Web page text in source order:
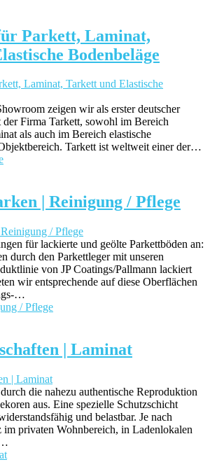
Parkett, Laminat,
Bodenbeläge
zeigen wir als erster deutscher
der Firma Tarkett, sowohl im Bereich
als auch im Bereich elastische
Tarkett ist weltweit einer der…
| Reinigung / Pflege
für lackierte und geölte Parkettböden an:
durch den Parkettleger mit unseren
von JP Coatings/Pallmann lackiert
wir entsprechende auf diese Oberflächen
…
/ Pflege
| Laminat
die nahezu authentische Reproduktion
aus. Eine spezielle Schutzschicht
und belastbar. Je nach
im privaten Wohnbereich, in Ladenlokalen